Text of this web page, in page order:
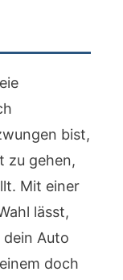
bist,
zu gehen,
Mit einer
lässt,
Auto
doch